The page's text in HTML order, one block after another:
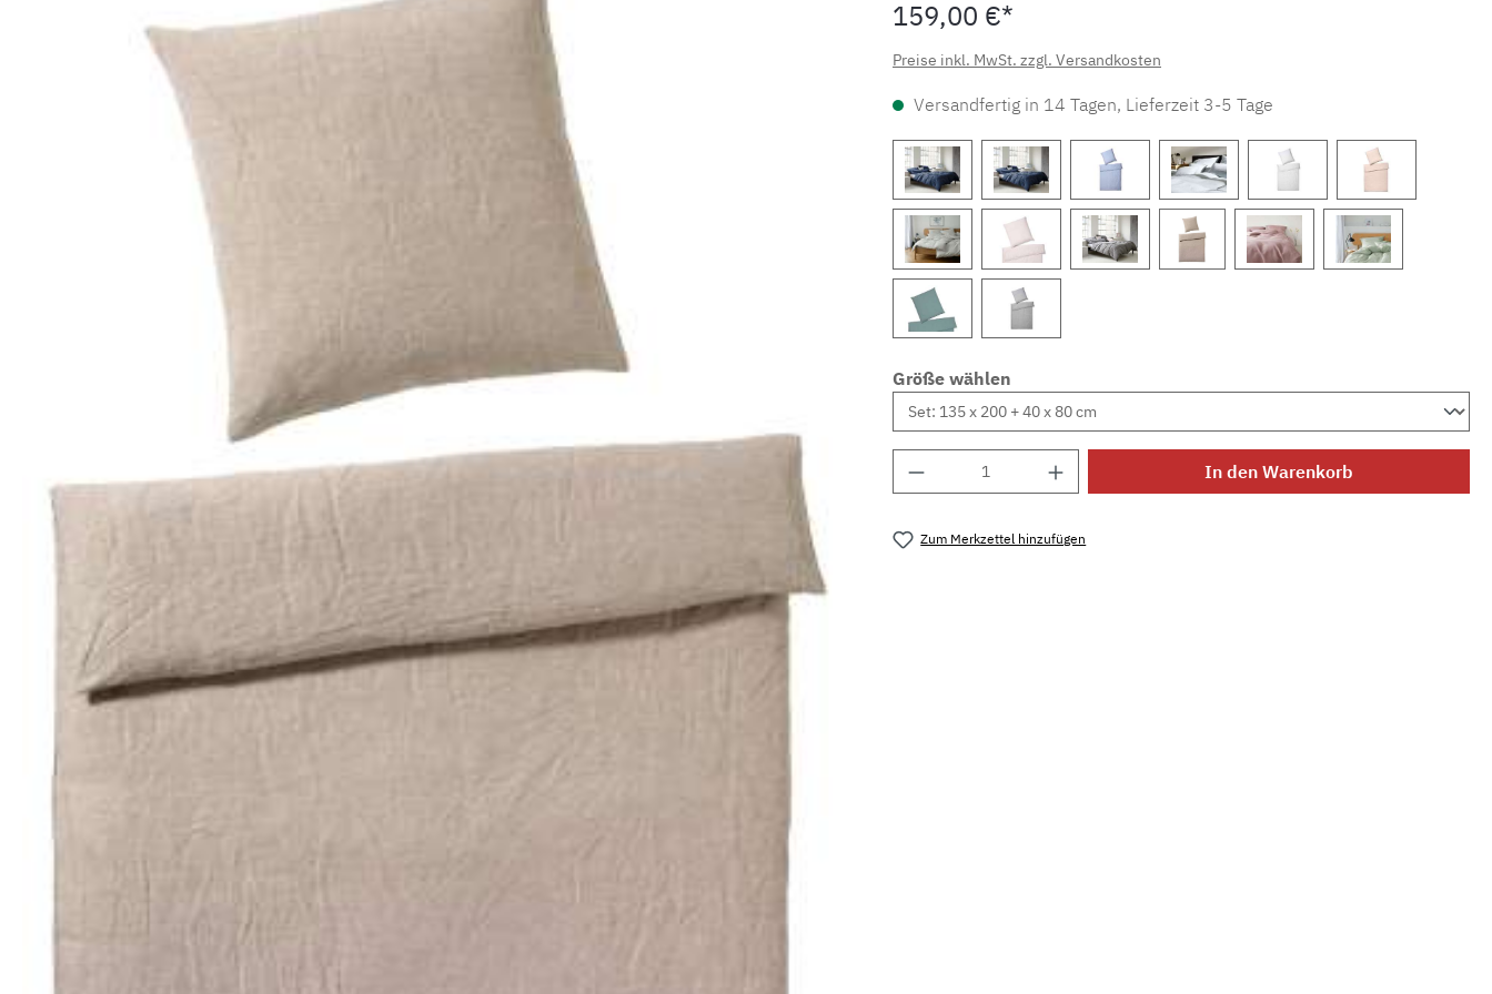
159,00 €*
Preise inkl. MwSt. zzgl. Versandkosten
Versandfertig in 14 Tagen, Lieferzeit 3-5 Tage
Größe wählen
Produkt Anzahl: Gib den gewünschten Wert ein
In den Warenkorb
Zum Merkzettel hinzufügen